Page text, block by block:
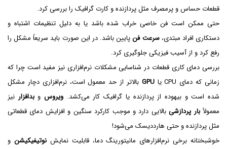
قطعات حساس و پرمصرف مثل پردازنده و کارت گرافیک را بررسی کرد.
حتی ممکن است فن خاصی خراب شده باشد یا به دلیل تنظیمات اشتباه و
دستکاری افراد مبتدی،سرعت فنپایین باشد. در این صورت باید سریعاً مشکل را
رفع کرد و از آسیب فیزیکی جلوگیری کرد.
بررسی دمای کاری قطعات در شناسایی مشکلات نرم‌افزاری نیز مفید است چرا که
زمانی که دمای CPU یا
GPU بالاتر از حد معمول است، نرم‌افزاری دچار مشکل
شده است و بیهوده از پردازنده یا گرافیک کار می‌کشد. ویروس‌وبد‌افزار نیز
معمولاًبار پردازشیبالایی دارد و موجب کارکرد سنگین و افزایش دمای قطعاتی
مثل پردازنده و حتی هارددیسک می‌شود!
خوشبختانه برخی نرم‌افزارهای مانیتورینگ دما، قابلیت نمایشنوتیفیکیشن و